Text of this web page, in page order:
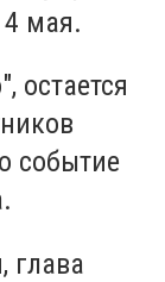
мая.
остается
событие
глава